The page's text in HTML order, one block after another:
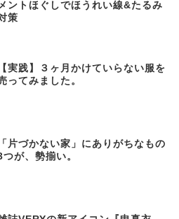
メントほぐしでほうれい線&たるみ
策
【実践】３ヶ月かけていらない服を
ってみました。
「片づかない家」にありがちなもの
つが、勢揃い。